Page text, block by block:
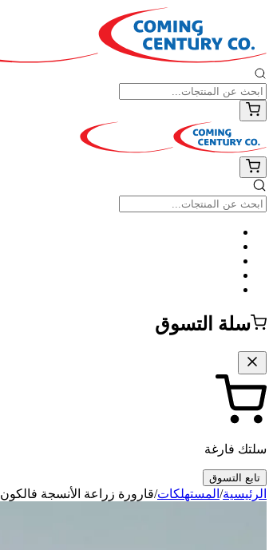
سلة التسوق
سلتك فارغة
تابع التسوق
الرئيسية/ المستهلكات/قارورة زراعة الأنسجة فالكون 25 سم² 70 مل ذات عنق مائل وغطاء مزود بفتحات تهوية